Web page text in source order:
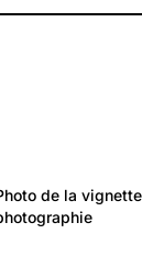
Portraits: Création
Photographes
de la